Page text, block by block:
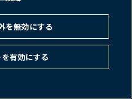
求められます。​
が​タイトな​
ンタルズと​
律ある​
元では、​
を無効にする
有効にする